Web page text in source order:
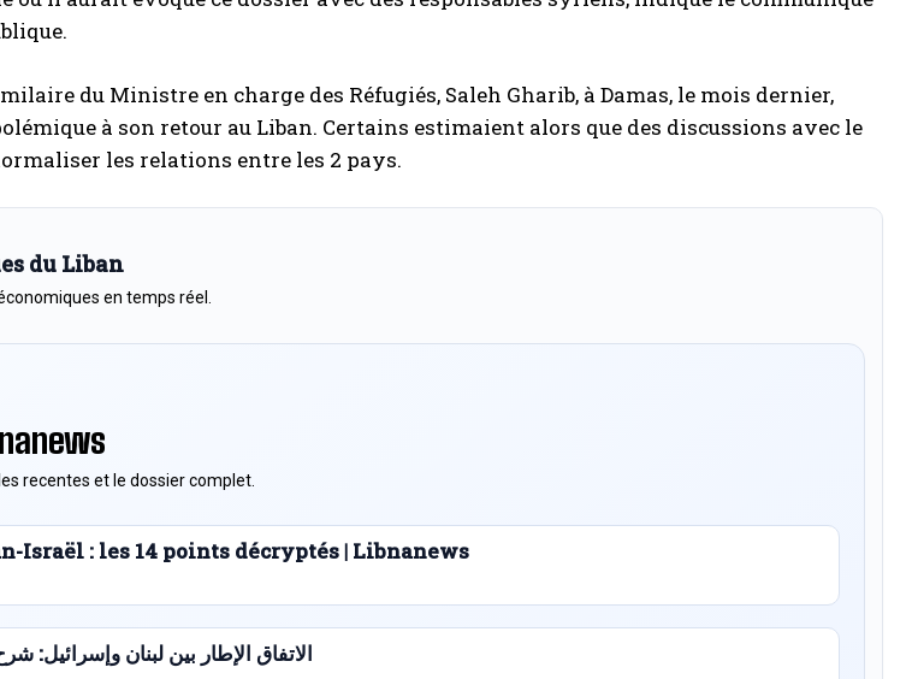
du Ministre en charge des Réfugiés, Saleh Gharib, à Damas, le mois dernier,
à son retour au Liban. Certains estimaient alors que des discussions avec le
les relations entre les 2 pays.
du Liban
en temps réel.
recentes et le dossier complet.
Israël : les 14 points décryptés | Libnanews
الاتفاق الإطار بين لبنان وإسرائيل: شرح النقاط